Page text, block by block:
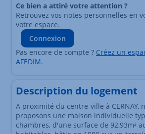
Ce bien a attiré votre attention ?
Retrouvez vos notes personnelles en
votre espace.
Connexion
Pas encore de compte ? Créez un
AFEDIM.
Description du logement
A proximité du centre-ville à CERNAY,
proposons une maison individuelle
chambres, d'une surface de 92,93m²